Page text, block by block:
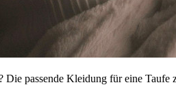
Die passende Kleidung für eine